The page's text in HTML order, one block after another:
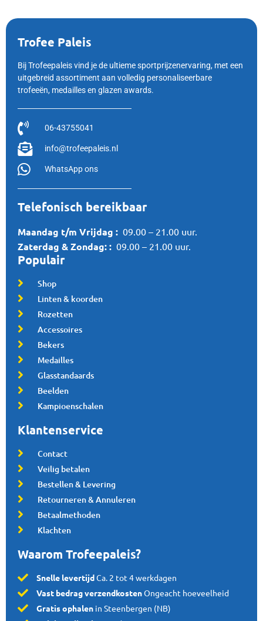
Trofee Paleis
Bij Trofeepaleis vind je de ultieme sportprijzenervaring, met een
uitgebreid assortiment aan volledig personaliseerbare
trofeeën, medailles en glazen awards.
06-43755041
info@trofeepaleis.nl
WhatsApp ons
Telefonisch bereikbaar
Maandag t/m Vrijdag : 09.00 – 21.00 uur.
Zaterdag &Zondag:: 09.00 – 21.00 uur.
Populair
Shop
Linten & koorden
Rozetten
Accessoires
Bekers
Medailles
Glasstandaards
Beelden
Kampioenschalen
Klantenservice
Contact
Veilig betalen
Bestellen & Levering
Retourneren & Annuleren
Betaalmethoden
Klachten
Waarom Trofeepaleis?
Snelle levertijdCa. 2 tot 4 werkdagen
Vast bedrag verzendkostenOngeacht hoeveelheid
Gratis ophalen in Steenbergen (NB)